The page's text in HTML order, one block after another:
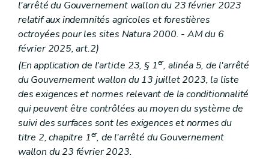
l'arrêté du Gouvernement wallon du 23 février 2023
relatif aux indemnités agricoles et forestières
octroyées pour les sites Natura 2000. - AM du 6
février 2025, art.2)
(En application de l'article 23, § 1er, alinéa 5, de l'arrêté
du Gouvernement wallon du 13 juillet 2023, la liste
des exigences et normes relevant de la conditionnalité
qui peuvent être contrôlées au moyen du système de
suivi des surfaces sont les exigences et normes du
titre 2, chapitre 1er, de l'arrêté du Gouvernement
wallon du 23 février 2023.